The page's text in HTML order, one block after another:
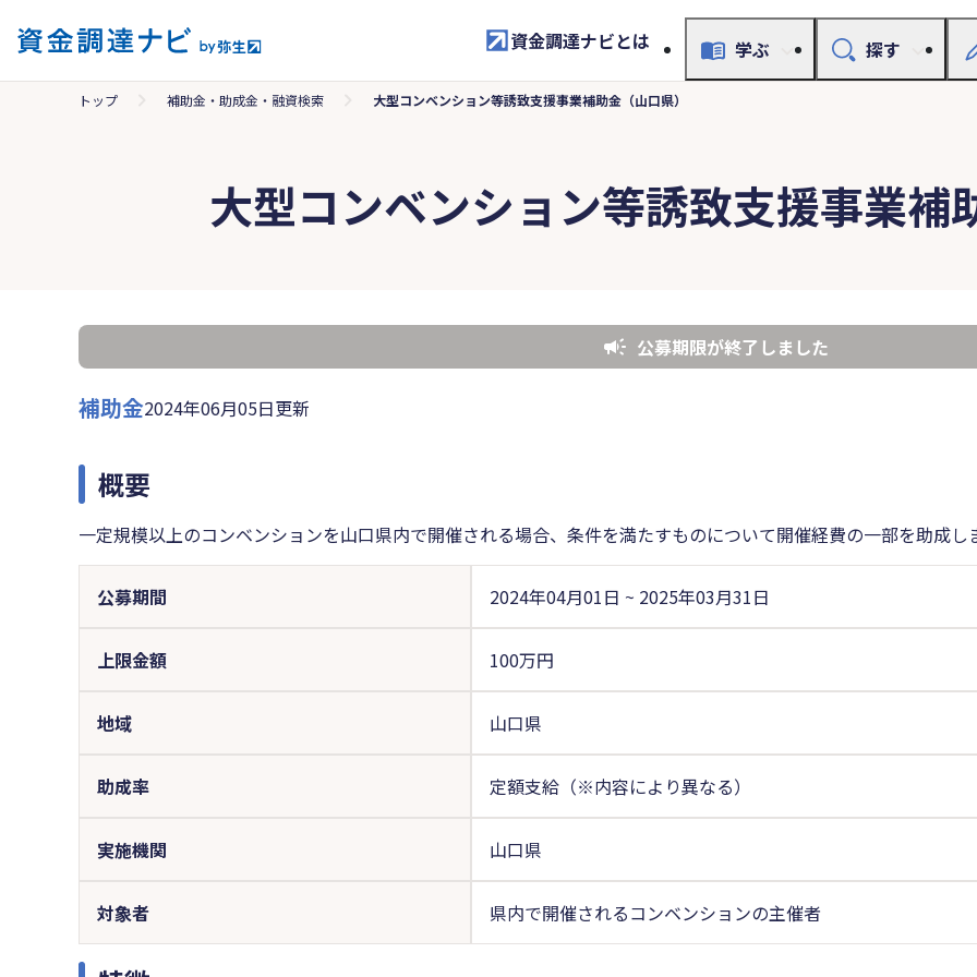
資金調達ナビとは 学ぶ 探す
トップ 補助金・助成金・融資検索 大型コンベンション等誘致支援事業補助金（山口県）
大型コンベンション等誘致支援事業補
公募期限が終了しました
補助金2024年06月05日更新
概要
一定規模以上のコンベンションを山口県内で開催される場合、条件を満たすものについて開催経費の一部を助成し
公募期間 2024年04月01日 ~ 2025年03月31日
上限金額 100万円
地域 山口県
助成率 定額支給（※内容により異なる）
実施機関 山口県
対象者 県内で開催されるコンベンションの主催者